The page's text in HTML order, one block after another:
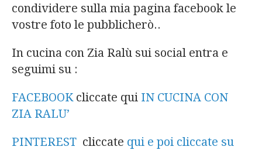
condividere sulla mia pagina facebook le
vostre foto le pubblicherò..
In cucina con Zia Ralù sui social entra e
seguimi su :
FACEBOOKcliccate qui IN CUCINA CON
ZIA RALU’
PINTEREST cliccate qui e poi cliccate su